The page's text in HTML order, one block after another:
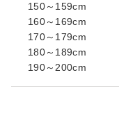
150～159cm
160～169cm
170～179cm
180～189cm
190～200cm